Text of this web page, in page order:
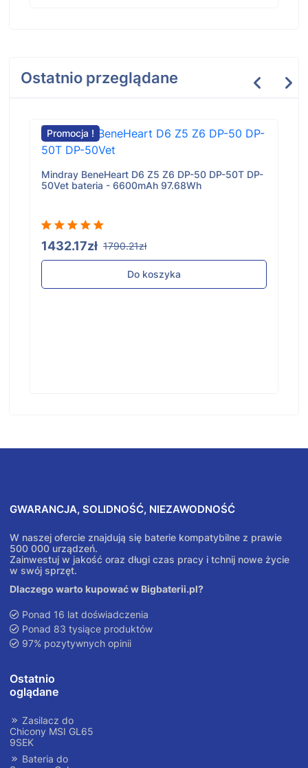
Ostatnio przeglądane
Promocja !
Mindray BeneHeart D6 Z5 Z6 DP-50 DP-50T DP-
50Vet bateria - 6600mAh 97.68Wh
1432.17zł 1790.21zł
Do koszyka
GWARANCJA, SOLIDNOŚĆ, NIEZAWODNOŚĆ
W naszej ofercie znajdują się baterie kompatybilne z prawie
500 000 urządzeń.
Zainwestuj w jakość oraz długi czas pracy i tchnij nowe życie
w swój sprzęt.
Dlaczego warto kupować w Bigbaterii.pl?
Ponad 16 lat doświadczenia
Ponad 83 tysiące produktów
97% pozytywnych opinii
Ostatnio
oglądane
Zasilacz do
Chicony MSI GL65
9SEK
Bateria do